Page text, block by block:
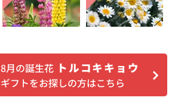
8月の誕生花 トルコキキョウ
ギフトをお探しの方はこちら